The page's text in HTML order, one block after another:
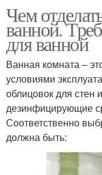
Чем
ванной.
для ванной
Ванная комната –
условиями
облицовок для стен
дезинфицирующие
Соответственно
должна быть: